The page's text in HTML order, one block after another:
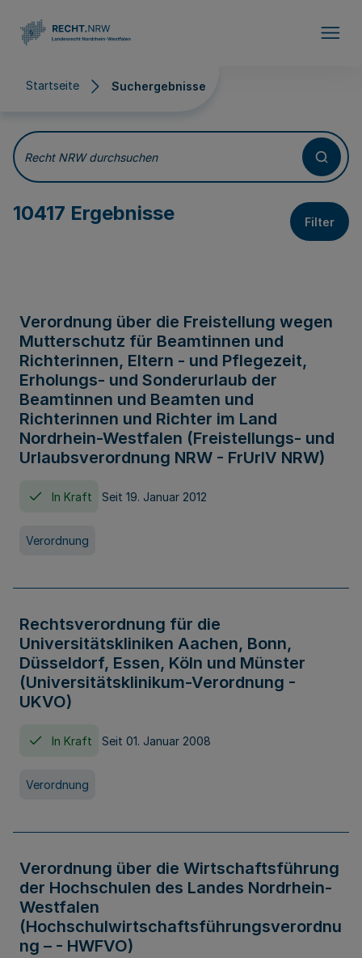
Startseite Suchergebnisse
Suchergebnisse
Recht NRW durchsuchen
10417 Ergebnisse Filter
Verordnung über die Freistellung wegen
Mutterschutz für Beamtinnen und
Richterinnen, Eltern - und Pflegezeit,
Erholungs- und Sonderurlaub der
Beamtinnen und Beamten und
Richterinnen und Richter im Land
Nordrhein-Westfalen (Freistellungs- und
Urlaubsverordnung NRW - FrUrlV NRW)
In Kraft Seit 19. Januar 2012
Verordnung
Rechtsverordnung für die
Universitätskliniken Aachen, Bonn,
Düsseldorf, Essen, Köln und Münster
(Universitätsklinikum-Verordnung -
UKVO)
In Kraft Seit 01. Januar 2008
Verordnung
Verordnung über die Wirtschaftsführung
der Hochschulen des Landes Nordrhein-
Westfalen
(Hochschulwirtschaftsführungsverordnu
ng – - HWFVO)